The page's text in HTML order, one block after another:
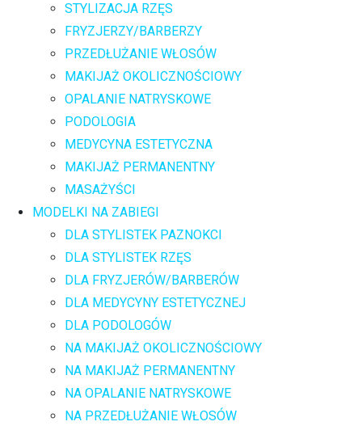
STYLIZACJA RZĘS
FRYZJERZY/BARBERZY
PRZEDŁUŻANIE WŁOSÓW
MAKIJAŻ OKOLICZNOŚCIOWY
OPALANIE NATRYSKOWE
PODOLOGIA
MEDYCYNA ESTETYCZNA
MAKIJAŻ PERMANENTNY
MASAŻYŚCI
MODELKI NA ZABIEGI
DLA STYLISTEK PAZNOKCI
DLA STYLISTEK RZĘS
DLA FRYZJERÓW/BARBERÓW
DLA MEDYCYNY ESTETYCZNEJ
DLA PODOLOGÓW
NA MAKIJAŻ OKOLICZNOŚCIOWY
NA MAKIJAŻ PERMANENTNY
NA OPALANIE NATRYSKOWE
NA PRZEDŁUŻANIE WŁOSÓW